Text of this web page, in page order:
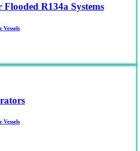
R134a Systems
Vessels
Vessels